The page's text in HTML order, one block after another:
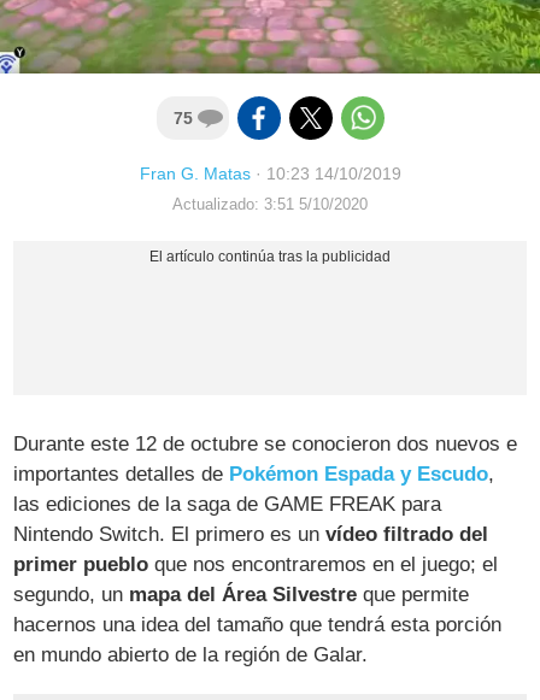
75
Fran G. Matas· 10:23 14/10/2019
Actualizado: 3:51 5/10/2020
Durante este 12 de octubre se conocieron dos nuevos e
importantes detalles de Pokémon Espada y Escudo,
las ediciones de la saga de GAME FREAK para
Nintendo Switch. El primero es unvídeo filtrado del
primer pueblo que nos encontraremos en el juego; el
segundo, un mapa del Área Silvestre que permite
hacernos una idea del tamaño que tendrá esta porción
en mundo abierto de la región de Galar.